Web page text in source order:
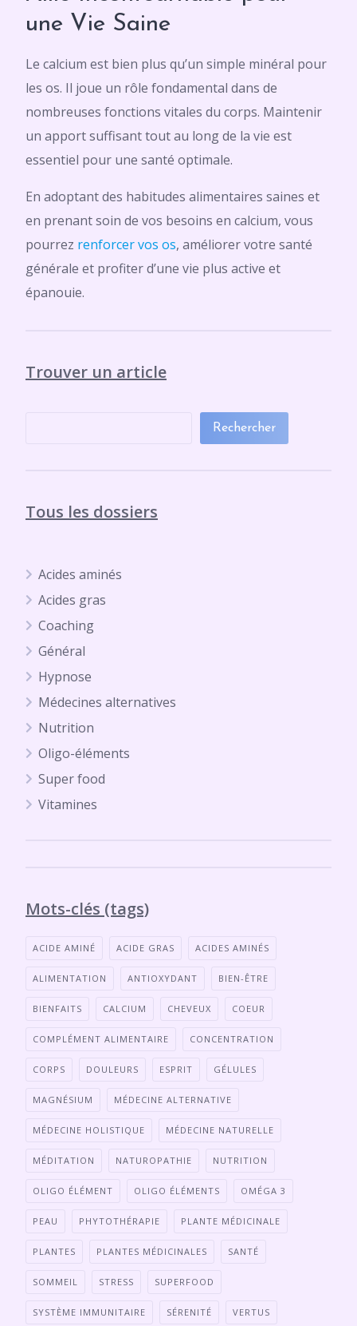
une Vie Saine
Le calcium est bien plus qu’un simple minéral pour
les os. Il joue un rôle fondamental dans de
nombreuses fonctions vitales du corps. Maintenir
un apport suffisant tout au long de la vie est
essentiel pour une santé optimale.
En adoptant des habitudes alimentaires saines et
en prenant soin de vos besoins en calcium, vous
pourrez renforcer vos os, améliorer votre santé
générale et profiter d’une vie plus active et
épanouie.
Trouver un article
Rechercher
Tous les dossiers
Acides aminés
Acides gras
Coaching
Général
Hypnose
Médecines alternatives
Nutrition
Oligo-éléments
Super food
Vitamines
Mots-clés (tags)
ACIDE AMINÉ ACIDE GRAS ACIDES AMINÉS
ALIMENTATION ANTIOXYDANT BIEN-ÊTRE
BIENFAITS CALCIUM CHEVEUX COEUR
COMPLÉMENT ALIMENTAIRE CONCENTRATION
CORPS DOULEURS ESPRIT GÉLULES
MAGNÉSIUM MÉDECINE ALTERNATIVE
MÉDECINE HOLISTIQUE MÉDECINE NATURELLE
MÉDITATION NATUROPATHIE NUTRITION
OLIGO ÉLÉMENT OLIGO ÉLÉMENTS OMÉGA 3
PEAU PHYTOTHÉRAPIE PLANTE MÉDICINALE
PLANTES PLANTES MÉDICINALES SANTÉ
SOMMEIL STRESS SUPERFOOD
SYSTÈME IMMUNITAIRE SÉRENITÉ VERTUS